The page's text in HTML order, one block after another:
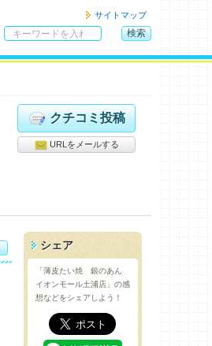
サイトマップ
検索
クチコミ投稿
URLをメールする
シェア
「薄皮たい焼 銀のあん
イオンモール土浦店」の感
想などをシェアしよう！